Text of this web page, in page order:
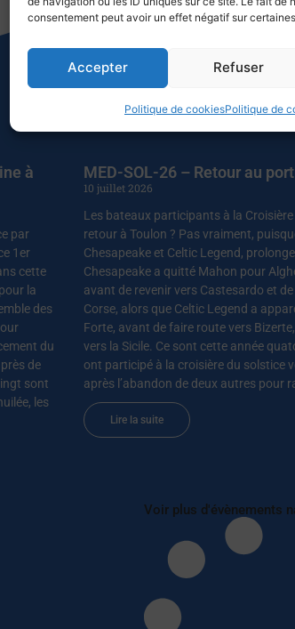
consentement peut avoir un effet négatif sur
Accepter Refuser
Politique de cookiesPolitique de
à
par
1er
cette
la
des
du
de
sont
les
MED-SOL-26 – Retour au port
10 juillet 2026
Les bateaux participants à la
retour à Toulon ? Pas vraiment,
Chesapeake et Celtic Legend,
Chesapeake a quitté Mahon pour
avant de revenir vers Castesardo et
Corse, alors que Celtic Legend a
Forte, avant de faire route vers
vers la Sicile. Ce sont cette année
ont participé à la croisière du solstice
après l’abandon de deux autres pour
Lire la suite
Voir plus d'évènements